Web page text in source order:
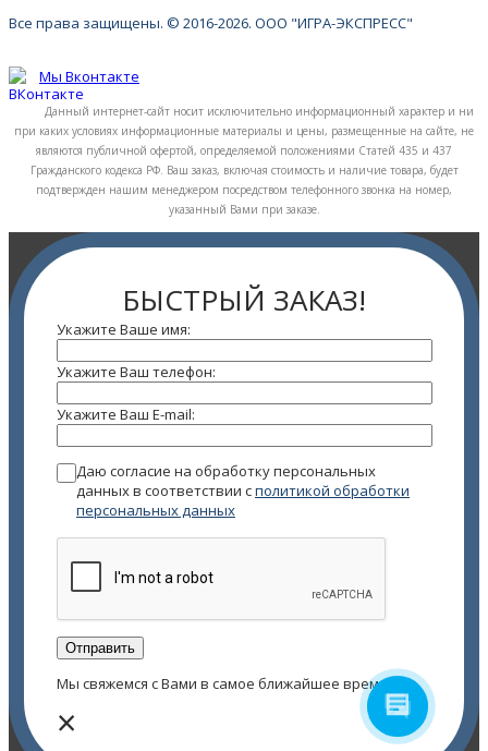
Все права защищены. © 2016-2026. ООО "ИГРА-ЭКСПРЕСС"
Мы Вконтакте
Данный интернет-сайт носит исключительно информационный характер и ни
при каких условиях информационные материалы и цены, размещенные на сайте, не
являются публичной офертой, определяемой положениями Статей 435 и 437
Гражданского кодекса РФ. Ваш заказ, включая стоимость и наличие товара, будет
подтвержден нашим менеджером посредством телефонного звонка на номер,
указанный Вами при заказе.
БЫСТРЫЙ ЗАКАЗ!
Укажите Ваше имя:
Укажите Ваш телефон:
Укажите Ваш E-mail:
Даю согласие на обработку персональных
данных в соответствии сполитикой обработки
персональных данных
Мы свяжемся с Вами в самое ближайшее время!
×